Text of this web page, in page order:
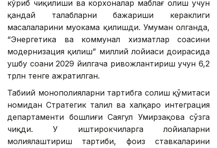
кўриб чиқилиши ва корхоналар маблағ олиш учун
қандай талабларни бажариши кераклиги
масалаларини муҳокама қилишди. Умуман олганда,
“Энергетика ва коммунал хизматлар соҳасини
модернизация қилиш” миллий лойиҳаси доирасида
ушбу соҳани 2029 йилгача ривожлантириш учун 6,2
трлн тенге ажратилган.
Табиий монополияларни тартибга солиш қўмитаси
номидан Стратегик таҳлил ва халқаро интеграция
департаменти бошлиғи Саягул Умирзақова сўзга
чиқди. У иштирокчиларга лойиҳаларни
молиялаштириш тартиби, фоиз ставкаларини